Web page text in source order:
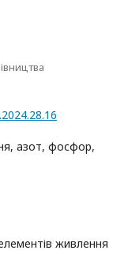
азот, фосфор,
живлення